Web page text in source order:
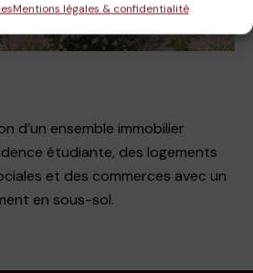
Mentions légales & confidentialité
d’un ensemble immobilier
étudiante, des logements
et des commerces avec un
en sous-sol.